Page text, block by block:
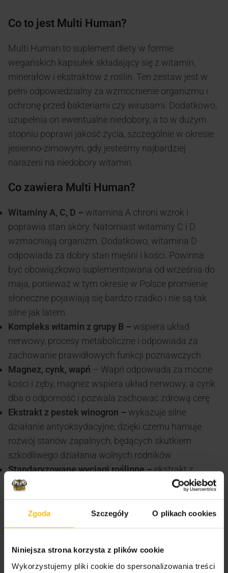
Zgoda Szczegóły O plikach cookies
Niniejsza strona korzysta z plików cookie
Wykorzystujemy pliki cookie do spersonalizowania treści
Co to jest Multi Human?
Multi Human to suplement diety w formie
wegańskich kapsułek składający się z witamin,
minerałów i ekstraktów z roślin. Ten zestaw jest w
pełni odpowiedzialny za wzmocnienie organizmu i
ochronę przed bakteriami czy wirusami. Dodatkowo,
uzupełnia on ewentualne niedobory, a to w dużym
stopniu poprawi jakość życia, szczególnie w okresie
jesienno-zimowym, gdy jesteśmy najbardziej
narażeni na niedobory witamin.
Co zawiera Multi Human?
Witaminy A, C, D – witamina A chroni wzrok i
poprawia stan skóry. Natomiast witaminy C i D
wzmacniają organizm. Dodatkowo, witamina D
odpowiada za dobry stan mięśni i kości. Powinna
być obowiązkowo suplementowana od września do
maja, ponieważ w tym okresie w Polsce promienie
słoneczne pojawiają się bardzo rzadko i nie są tak
silne jak latem.
Kompleks witamin z grupy B – wspiera układ
nerwowy, procesy metaboliczne i odpowiada za
zachowanie prawidłowych funkcji poznawczych
Magnez, cynk, wapń – Wapń odpowiada za mocne
kości i zęby, magnez wspiera układ nerwowy, a cynk
dba o odporność i pozwala zachować zdrową cerę
Ekstrakt z pestek winogron – wykazuje silne
działanie antyoksydacyjne, dzięki czemu hamuje
rozwój stanów zapalnych, będących skutkiem
szkodliwego działania wolnych rodników
Standaryzowane wyciągi roślinne –ekstrakt z
gorzkiej pomarańczy i liści karczocha, wspierające
trawienne. Z kolei wyciągi z ziela pokrzywy i pestek
dyni wpływają pozytywnie na działanie układu
pracę naczyń krwionośnych
Zalecane spożycie: